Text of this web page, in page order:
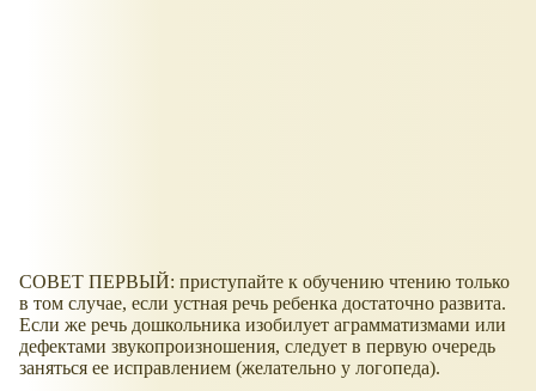
СОВЕТ ПЕРВЫЙ: приступайте к обучению чтению только
в том случае, если устная речь ребенка достаточно развита.
Если же речь дошкольника изобилует аграмматизмами или
дефектами звукопроизношения, следует в первую очередь
заняться ее исправлением (желательно у логопеда).